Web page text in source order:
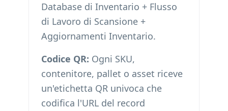
Database di Inventario + Flusso
di Lavoro di Scansione +
Aggiornamenti Inventario.
Codice QR: Ogni SKU,
contenitore, pallet o asset riceve
un'etichetta QR univoca che
codifica l'URL del record